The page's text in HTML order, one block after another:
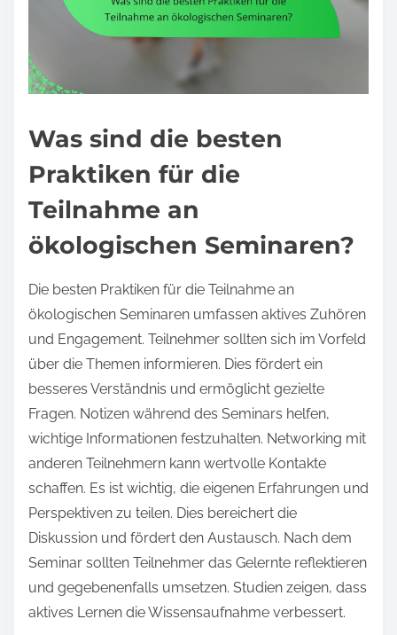
Was sind die besten
Praktiken für die
Teilnahme an
ökologischen Seminaren?
Die besten Praktiken für die Teilnahme an
ökologischen Seminaren umfassen aktives Zuhören
und Engagement. Teilnehmer sollten sich im Vorfeld
über die Themen informieren. Dies fördert ein
besseres Verständnis und ermöglicht gezielte
Fragen. Notizen während des Seminars helfen,
wichtige Informationen festzuhalten. Networking mit
anderen Teilnehmern kann wertvolle Kontakte
schaffen. Es ist wichtig, die eigenen Erfahrungen und
Perspektiven zu teilen. Dies bereichert die
Diskussion und fördert den Austausch. Nach dem
Seminar sollten Teilnehmer das Gelernte reflektieren
und gegebenenfalls umsetzen. Studien zeigen, dass
aktives Lernen die Wissensaufnahme verbessert.